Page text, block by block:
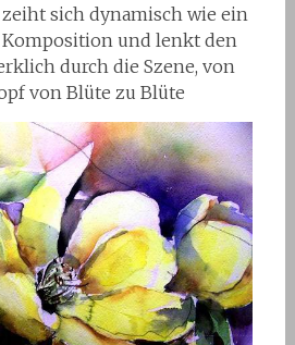
sich dynamisch wie ein
Komposition und lenkt den
durch die Szene, von
von Blüte zu Blüte